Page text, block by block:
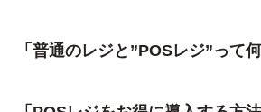
「普通のレジと”POSレジ”って